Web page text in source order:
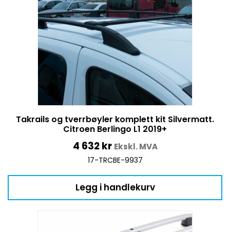
Takrails og tverrbøyler komplett kit Silvermatt.
Citroen Berlingo L1 2019+
4 632kr Ekskl. MVA
17-TRCBE-9937
Legg i handlekurv